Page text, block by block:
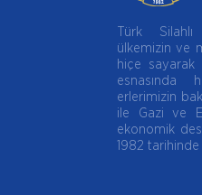
Türk
ülkemizin ve
hiçe
esnasında
erlerimizin
ile Gazi ve
ekonomik
1982